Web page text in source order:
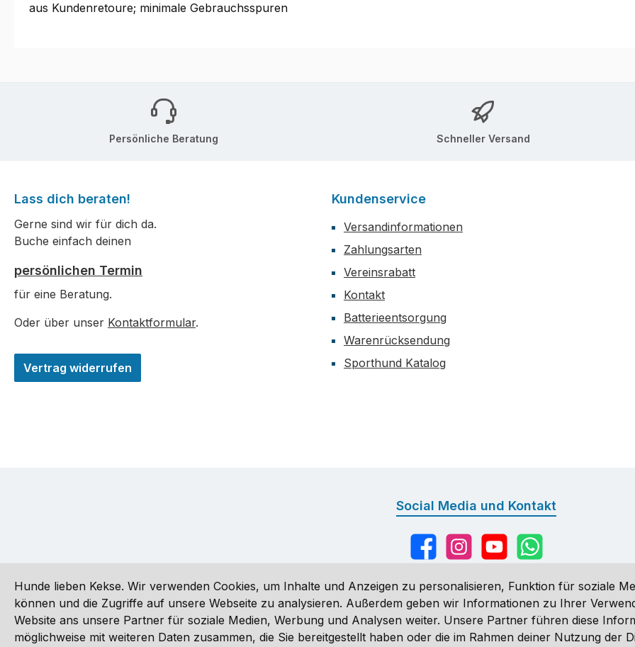
aus Kundenretoure; minimale Gebrauchsspuren
Persönliche Beratung Schneller Versand
Lass dich beraten!
Gerne sind wir für dich da.
Buche einfach deinen
persönlichen Termin
für eine Beratung.
Oder über unser Kontaktformular.
Vertrag widerrufen
Kundenservice
Versandinformationen
Zahlungsarten
Vereinsrabatt
Kontakt
Batterieentsorgung
Warenrücksendung
Sporthund Katalog
Social Media und Kontakt
FacebookInstagramYouTubeWhatsApp
Alle Preise inkl. gesetzl. Mehrwertsteuer zzgl.Versandkosten, wenn nicht anders angegeben. Preise vor dem Login werden in
Hunde lieben Kekse. Wir verwenden Cookies, um Inhalte und Anzeigen zu personalisieren, Funktion für soziale
können und die Zugriffe auf unsere Webseite zu analysieren. Außerdem geben wir Informationen zu Ihrer
Website ans unsere Partner für soziale Medien, Werbung und Analysen weiter. Unsere Partner führen diese
möglichweise mit weiteren Daten zusammen, die Sie bereitgestellt haben oder die im Rahmen deiner Nutzung der